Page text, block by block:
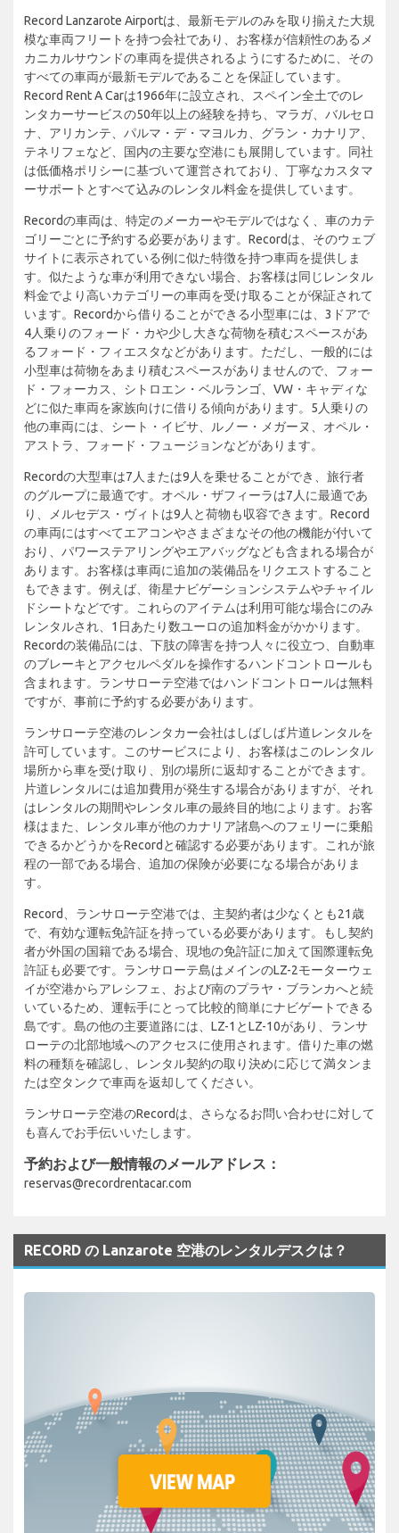
Record Lanzarote Airportは、最新モデルのみを取り揃えた大規
模な車両フリートを持つ会社であり、お客様が信頼性のあるメ
カニカルサウンドの車両を提供されるようにするために、その
すべての車両が最新モデルであることを保証しています。
Record Rent A Carは1966年に設立され、スペイン全土でのレ
ンタカーサービスの50年以上の経験を持ち、マラガ、バルセロ
ナ、アリカンテ、パルマ・デ・マヨルカ、グラン・カナリア、
テネリフェなど、国内の主要な空港にも展開しています。同社
は低価格ポリシーに基づいて運営されており、丁寧なカスタマ
ーサポートとすべて込みのレンタル料金を提供しています。
Recordの車両は、特定のメーカーやモデルではなく、車のカテ
ゴリーごとに予約する必要があります。Recordは、そのウェブ
サイトに表示されている例に似た特徴を持つ車両を提供しま
す。似たような車が利用できない場合、お客様は同じレンタル
料金でより高いカテゴリーの車両を受け取ることが保証されて
います。Recordから借りることができる小型車には、3ドアで
4人乗りのフォード・カや少し大きな荷物を積むスペースがあ
るフォード・フィエスタなどがあります。ただし、一般的には
小型車は荷物をあまり積むスペースがありませんので、フォー
ド・フォーカス、シトロエン・ベルランゴ、VW・キャディな
どに似た車両を家族向けに借りる傾向があります。5人乗りの
他の車両には、シート・イビサ、ルノー・メガーヌ、オペル・
アストラ、フォード・フュージョンなどがあります。
Recordの大型車は7人または9人を乗せることができ、旅行者
のグループに最適です。オペル・ザフィーラは7人に最適であ
り、メルセデス・ヴィトは9人と荷物も収容できます。Record
の車両にはすべてエアコンやさまざまなその他の機能が付いて
おり、パワーステアリングやエアバッグなども含まれる場合が
あります。お客様は車両に追加の装備品をリクエストすること
もできます。例えば、衛星ナビゲーションシステムやチャイル
ドシートなどです。これらのアイテムは利用可能な場合にのみ
レンタルされ、1日あたり数ユーロの追加料金がかかります。
Recordの装備品には、下肢の障害を持つ人々に役立つ、自動車
のブレーキとアクセルペダルを操作するハンドコントロールも
含まれます。ランサローテ空港ではハンドコントロールは無料
ですが、事前に予約する必要があります。
ランサローテ空港のレンタカー会社はしばしば片道レンタルを
許可しています。このサービスにより、お客様はこのレンタル
場所から車を受け取り、別の場所に返却することができます。
片道レンタルには追加費用が発生する場合がありますが、それ
はレンタルの期間やレンタル車の最終目的地によります。お客
様はまた、レンタル車が他のカナリア諸島へのフェリーに乗船
できるかどうかをRecordと確認する必要があります。これが旅
程の一部である場合、追加の保険が必要になる場合がありま
す。
Record、ランサローテ空港では、主契約者は少なくとも21歳
で、有効な運転免許証を持っている必要があります。もし契約
者が外国の国籍である場合、現地の免許証に加えて国際運転免
許証も必要です。ランサローテ島はメインのLZ-2モーターウェ
イが空港からアレシフェ、および南のプラヤ・ブランカへと続
いているため、運転手にとって比較的簡単にナビゲートできる
島です。島の他の主要道路には、LZ-1とLZ-10があり、ランサ
ローテの北部地域へのアクセスに使用されます。借りた車の燃
料の種類を確認し、レンタル契約の取り決めに応じて満タンま
たは空タンクで車両を返却してください。
ランサローテ空港のRecordは、さらなるお問い合わせに対して
も喜んでお手伝いいたします。
予約および一般情報のメールアドレス：
reservas@recordrentacar.com
RECORD の Lanzarote 空港のレンタルデスクは？